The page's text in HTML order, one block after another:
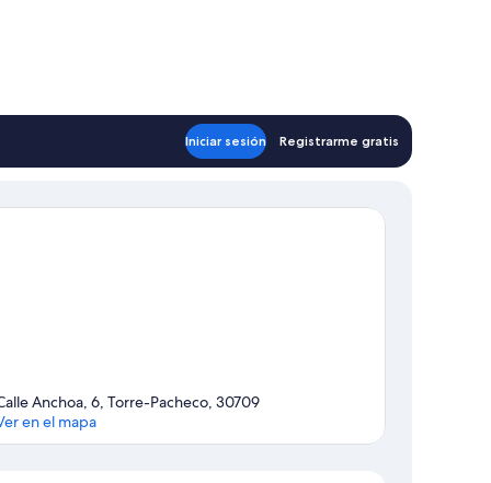
Iniciar sesión Registrarme gratis
Anchoa, 6, Torre-Pacheco, 30709
en el mapa